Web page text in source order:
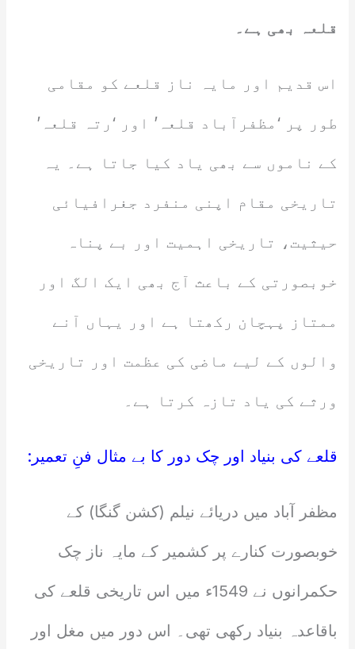
قلعہ بھی ہے۔
اس قدیم اور مایہ ناز قلعے کو مقامی
طور پر ‘مظفرآباد قلعہ’ اور ‘رتہ قلعہ’
کے ناموں سے بھی یاد کیا جاتا ہے۔ یہ
تاریخی مقام اپنی منفرد جغرافیائی
حیثیت، تاریخی اہمیت اور بے پناہ
خوبصورتی کے باعث آج بھی ایک الگ اور
ممتاز پہچان رکھتا ہے اور یہاں آنے
والوں کے لیے ماضی کی عظمت اور تاریخی
ورثے کی یاد تازہ کرتا ہے۔
قلعے کی بنیاد اور چک دور کا بے مثال فنِ تعمیر:
مظفر آباد میں دریائے نیلم (کشن گنگا) کے
خوبصورت کنارے پر کشمیر کے مایہ ناز چک
حکمرانوں نے 1549ء میں اس تاریخی قلعے کی
باقاعدہ بنیاد رکھی تھی۔ اس دور میں مغل اور